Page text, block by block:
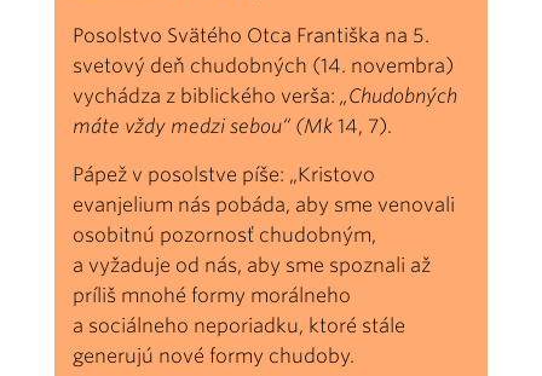
Posolstvo Svätého Otca Františka na 5.
svetový deň chudobných (14. novembra)
vychádza z biblického verša: „Chudobných
máte vždy medzi sebou“ (Mk 14, 7).
Pápež v posolstve píše: „Kristovo
evanjelium nás pobáda, aby sme venovali
osobitnú pozornosť chudobným,
a vyžaduje od nás, aby sme spoznali až
príliš mnohé formy morálneho
a sociálneho neporiadku, ktoré stále
generujú nové formy chudoby.